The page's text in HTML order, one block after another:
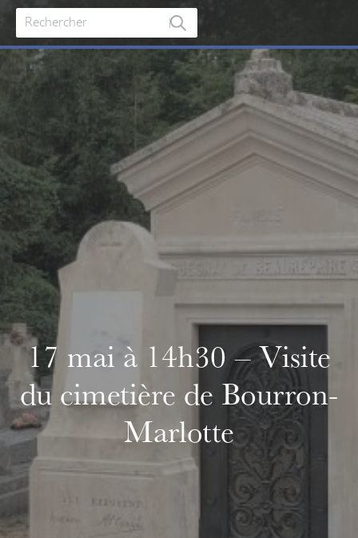
17 mai à 14h30 – Visite
du cimetière de Bourron-
Marlotte